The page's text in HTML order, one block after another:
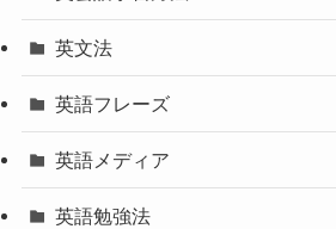
英文法
英語フレーズ
英語メディア
英語勉強法